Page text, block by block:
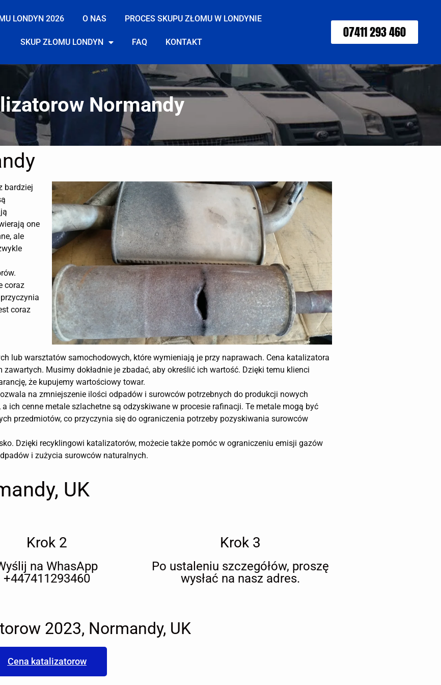
LONDYN 2026 O NAS PROCES SKUPU ZŁOMU W LONDYNIE
SKUP ZŁOMU LONDYN FAQ KONTAKT
07411 293 460
Normandy
bardziej
one
ale
coraz
coraz
lub warsztatów samochodowych, które wymieniają je przy naprawach. Cena katalizatora
Musimy dokładnie je zbadać, aby określić ich wartość. Dzięki temu klienci
że kupujemy wartościowy towar.
na zmniejszenie ilości odpadów i surowców potrzebnych do produkcji nowych
ich cenne metale szlachetne są odzyskiwane w procesie rafinacji. Te metale mogą być
przedmiotów, co przyczynia się do ograniczenia potrzeby pozyskiwania surowców
Dzięki recyklingowi katalizatorów, możecie także pomóc w ograniczeniu emisji gazów
i zużycia surowców naturalnych.
UK
Krok 2
na WhasApp
+447411293460
Krok 3
Po ustaleniu szczegółów, proszę
wysłać na nasz adres.
2023, Normandy, UK
Cena katalizatorow